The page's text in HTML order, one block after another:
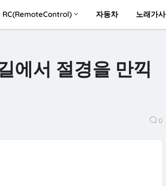
RC(RemoteControl) 자동차 노래가사
에서 절경을 만끽
0